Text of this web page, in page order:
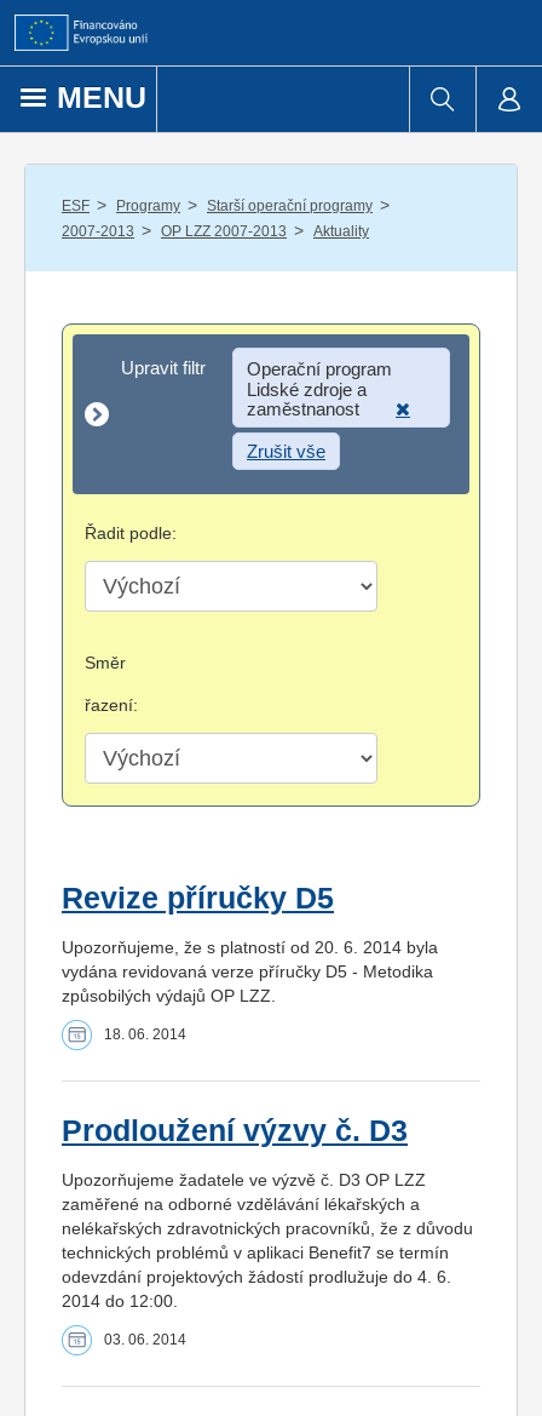
Přejít k obsahu
MENU
ESF / Programy / Starší operační programy /
2007-2013 / OP LZZ 2007-2013 / Aktuality
Upravit filtr
Upravit filtr
Operační program
Lidské zdroje a
zaměstnanost
Zrušit vše
Řadit podle:
Směr
řazení:
Revize příručky D5
Upozorňujeme, že s platností od 20. 6. 2014 byla
vydána revidovaná verze příručky D5 - Metodika
způsobilých výdajů OP LZZ.
18. 06. 2014
Prodloužení výzvy č. D3
Upozorňujeme žadatele ve výzvě č. D3 OP LZZ
zaměřené na odborné vzdělávání lékařských a
nelékařských zdravotnických pracovníků, že z důvodu
technických problémů v aplikaci Benefit7 se termín
odevzdání projektových žádostí prodlužuje do 4. 6.
2014 do 12:00.
03. 06. 2014